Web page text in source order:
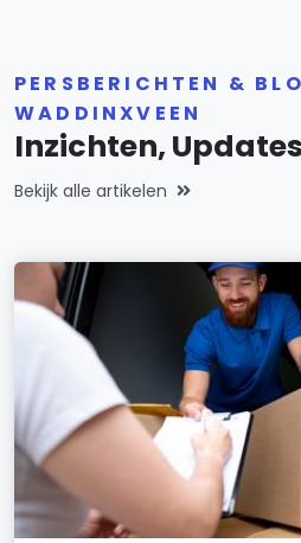
PERSBERICHTEN &
WADDINXVEEN
Inzichten,
Bekijk alle artikelen